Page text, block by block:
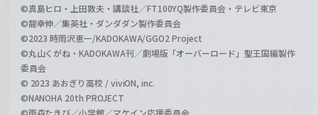
©真島ヒロ・上田敦夫・講談社／FT100YQ製作委員会・テレビ東京
©龍幸伸／集英社・ダンダダン製作委員会
©2023 時雨沢恵一/KADOKAWA/GGO2 Project
©丸山くがね・KADOKAWA刊／劇場版「オーバーロード」聖王国編製作
委員会
© 2023 あおぎり高校 / viviON, inc.
©NANOHA 20th PROJECT
©雨森たきび／小学館／マケイン応援委員会